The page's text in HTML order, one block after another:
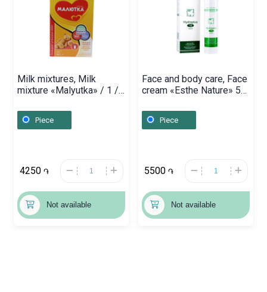
Milk mixtures, Milk
mixture «Malyutka» / 1 /
Piece
4250 ֏
Not available
Face and body care, Face
cream «Esthe Nature» 50
Piece
5500 ֏
Not available